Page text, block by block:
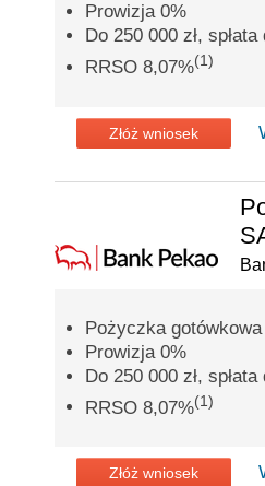
Prowizja 0%
Do 250 000 zł,
RRSO 8,07%(1)
Złóż wniosek
Pożyczka
Prowizja 0%
Do 250 000 zł,
RRSO 8,07%(1)
Złóż wniosek